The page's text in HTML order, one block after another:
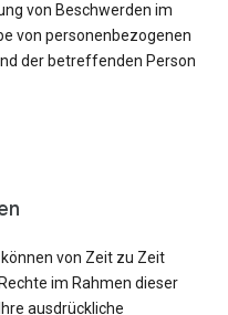
von Beschwerden im
von personenbezogenen
der betreffenden Person
von Zeit zu Zeit
im Rahmen dieser
ausdrückliche